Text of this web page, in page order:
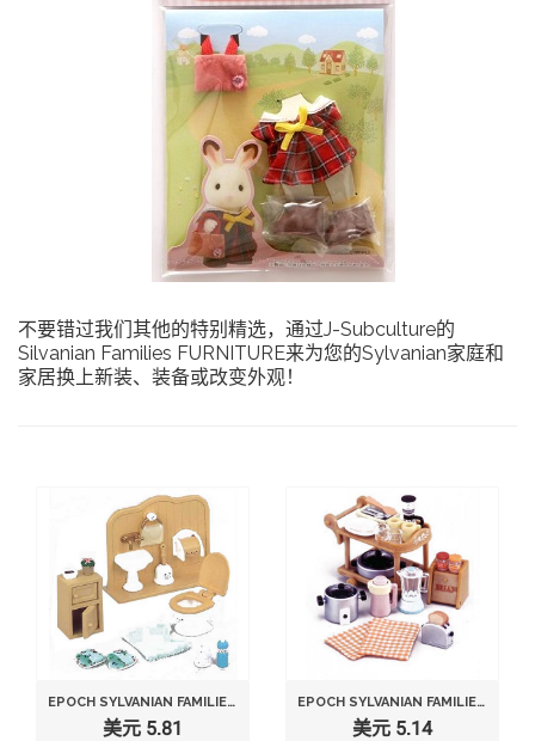
不要错过我们其他的特别精选，通过J-Subculture的
Silvanian Families FURNITURE来为您的Sylvanian家庭和
家居换上新装、装备或改变外观！
EPOCH SYLVANIAN FAMILIES SYLVANIAN FAMILY DOLL "BATHROOM SET KA-606"
美元 5.81
EPOCH SYLVANIAN FAMILIES SYLVANIAN FAMILY DINING KITCHEN SET ELECTRIC KITCHEN SET KA-407
美元 5.14